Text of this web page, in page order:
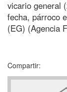
vicario general
fecha, párroco
(EG) (Agencia
Compartir: